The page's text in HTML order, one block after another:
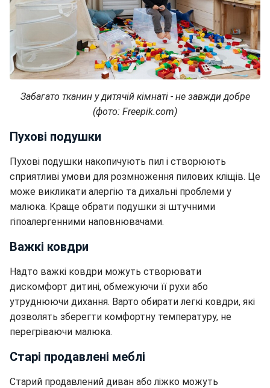
Забагато тканин у дитячій кімнаті - не завжди добре
(фото: Freepik.com)
Пухові подушки
Пухові подушки накопичують пил і створюють
сприятливі умови для розмноження пилових кліщів. Це
може викликати алергію та дихальні проблеми у
малюка. Краще обрати подушки зі штучними
гіпоалергенними наповнювачами.
Важкі ковдри
Надто важкі ковдри можуть створювати
дискомфорт дитині, обмежуючи її рухи або
утруднюючи дихання. Варто обирати легкі ковдри, які
дозволять зберегти комфортну температуру, не
перегріваючи малюка.
Старі продавлені меблі
Старий продавлений диван або ліжко можуть